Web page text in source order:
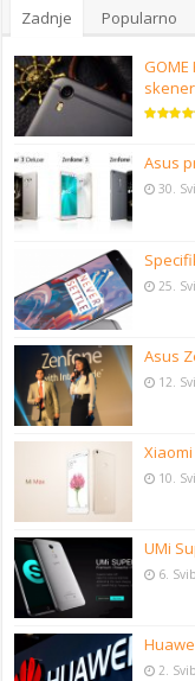
Zadnje Popularno
Asus
30.
25.
Asus
12.
10.
UMi
6.
2.